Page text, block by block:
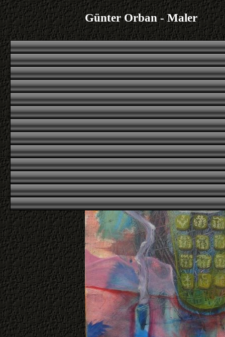
Günter Orban - Maler
Übersicht1|Übersicht2|erstes|voriges|